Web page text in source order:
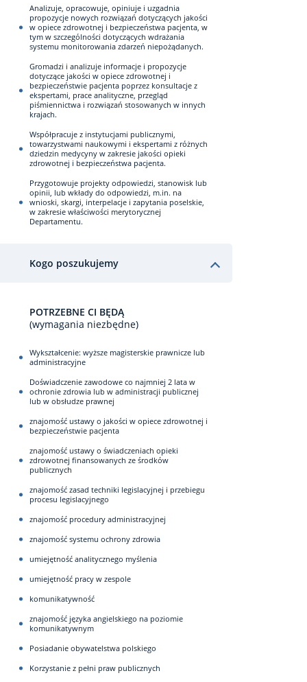
Analizuje, opracowuje, opiniuje i uzgadnia
propozycje nowych rozwiązań dotyczących jakości
w opiece zdrowotnej i bezpieczeństwa pacjenta, w
tym w szczególności dotyczących wdrażania
systemu monitorowania zdarzeń niepożądanych.
Gromadzi i analizuje informacje i propozycje
dotyczące jakości w opiece zdrowotnej i
bezpieczeństwie pacjenta poprzez konsultacje z
ekspertami, prace analityczne, przegląd
piśmiennictwa i rozwiązań stosowanych w innych
krajach.
Współpracuje z instytucjami publicznymi,
towarzystwami naukowymi i ekspertami z różnych
dziedzin medycyny w zakresie jakości opieki
zdrowotnej i bezpieczeństwa pacjenta.
Przygotowuje projekty odpowiedzi, stanowisk lub
opinii, lub wkłady do odpowiedzi, m.in. na
wnioski, skargi, interpelacje i zapytania poselskie,
w zakresie właściwości merytorycznej
Departamentu.
Kogo poszukujemy
POTRZEBNE CI BĘDĄ
(wymagania niezbędne)
Wykształcenie: wyższe magisterskie prawnicze lub
administracyjne
Doświadczenie zawodowe co najmniej 2 lata w
ochronie zdrowia lub w administracji publicznej
lub w obsłudze prawnej
znajomość ustawy o jakości w opiece zdrowotnej i
bezpieczeństwie pacjenta
znajomość ustawy o świadczeniach opieki
zdrowotnej finansowanych ze środków
publicznych
znajomość zasad techniki legislacyjnej i przebiegu
procesu legislacyjnego
znajomość procedury administracyjnej
znajomość systemu ochrony zdrowia
umiejętność analitycznego myślenia
umiejętność pracy w zespole
komunikatywność
znajomość języka angielskiego na poziomie
komunikatywnym
Posiadanie obywatelstwa polskiego
Korzystanie z pełni praw publicznych